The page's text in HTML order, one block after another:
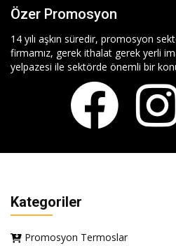
Özer Promosyon
14 yılı aşkın süredir, promosyon
firmamız, gerek ithalat gerek yerli
yelpazesi ile sektörde önemli bir
Kategoriler
Promosyon Termoslar